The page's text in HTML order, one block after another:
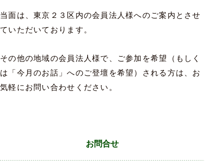
当面は、東京２３区内の会員法人様へのご案内とさせ
ていただいております。
その他の地域の会員法人様で、ご参加を希望（もしく
は「今月のお話」へのご登壇を希望）される方は、お
気軽にお問い合わせください。
お問合せ